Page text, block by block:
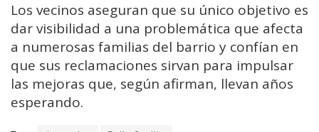
Los vecinos aseguran que su único objetivo es
dar visibilidad a una problemática que afecta
a numerosas familias del barrio y confían en
que sus reclamaciones sirvan para impulsar
las mejoras que, según afirman, llevan años
esperando.